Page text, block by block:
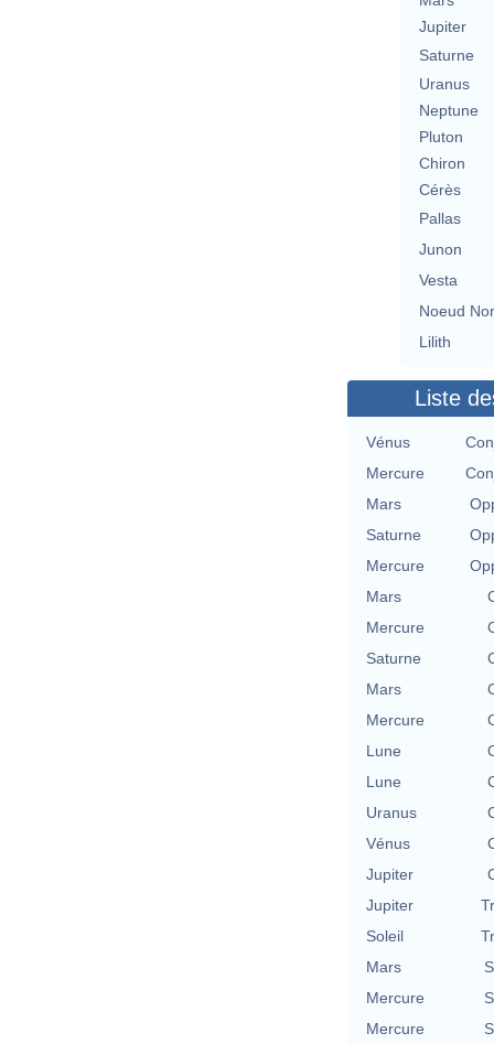
Jupiter
Saturne
Uranus
Neptune
Pluton
Chiron
Cérès
Pallas
Junon
Vesta
Noeud
Lilith
Liste
Vénus
Mercure
Mars
Saturne
Mercure
Mars
Mercure
Saturne
Mars
Mercure
Lune
Lune
Uranus
Vénus
Jupiter
Jupiter
Soleil
Mars
Mercure
Mercure